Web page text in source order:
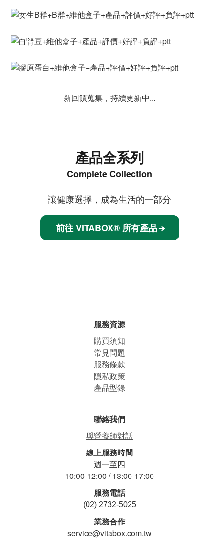
新回饋蒐集，持續更新中...
產品全系列
Complete Collection
讓健康選擇，成為生活的一部分
前往 VITABOX® 所有產品➔
服務資源
購買須知
常見問題
服務條款
隱私政策
產品型錄
聯絡我們
與營養師對話
線上服務時間
週一至四
10:00-12:00 / 13:00-17:00
服務電話
(02) 2732-5025
業務合作
service@vitabox.com.tw